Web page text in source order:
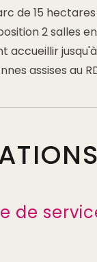
de 15
2 salles
accueillir
assises au
de